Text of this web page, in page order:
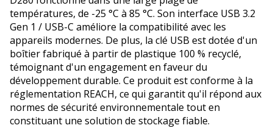
températures, de -25 °C à 85 °C. Son interface USB 3.2
Gen 1 / USB-C améliore la compatibilité avec les
appareils modernes. De plus, la clé USB est dotée d'un
boîtier fabriqué à partir de plastique 100 % recyclé,
témoignant d'un engagement en faveur du
développement durable. Ce produit est conforme à la
réglementation REACH, ce qui garantit qu'il répond aux
normes de sécurité environnementale tout en
constituant une solution de stockage fiable.